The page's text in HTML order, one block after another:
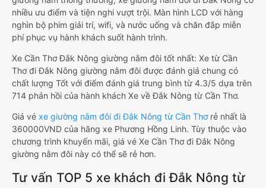
nhiều ưu điểm và tiện nghi vượt trội. Màn hình LCD với hàng
nghìn bộ phim giải trí, wifi, và nước uống và chăn đắp miễn
phí phục vụ hành khách suốt hành trình.
Xe Cần Thơ Đắk Nông giường nằm đôi tốt nhất: Xe từ Cần
Thơ đi Đắk Nông giường nằm đôi được đánh giá chung có
chất lượng Tốt với điểm đánh giá trung bình từ 4.3/5 dựa trên
714 phản hồi của hành khách Xe về Đắk Nông từ Cần Thơ.
Giá vé xe giường nằm đôi đi Đắk Nông từ Cần Thơ rẻ nhất là
360000VND của hãng xe Phương Hồng Linh. Tùy thuộc vào
chương trình khuyến mãi, giá vé Xe Cần Thơ đi Đắk Nông
giường nằm đôi này có thể sẽ rẻ hơn.
Tư vấn TOP 5 xe khách đi Đắk Nông từ